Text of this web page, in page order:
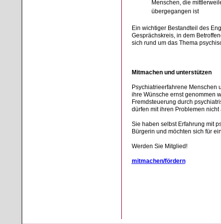
Menschen, die
übergegangen ist
Ein wichtiger Bestandteil des
Gesprächskreis, in dem
sich rund um das Thema
Mitmachen und unterstützen
Psychiatrieerfahrene Menschen
ihre Wünsche ernst genommen
Fremdsteuerung durch
dürfen mit ihren Problemen
Sie haben selbst Erfahrung mit
Bürgerin und möchten sich für
Werden Sie Mitglied!
mitmachen/fördern